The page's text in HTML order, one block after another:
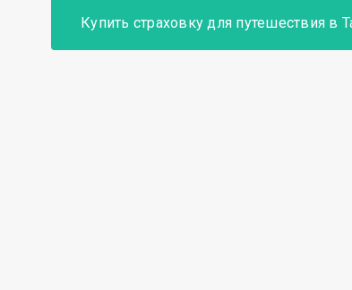
Купить страховку для путешествия в